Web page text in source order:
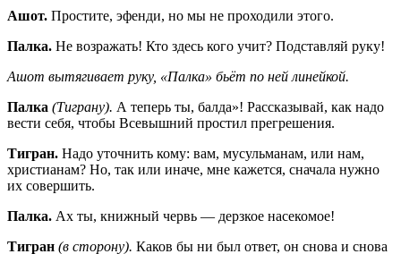
Ашот. Простите, эфенди, но мы не проходили этого.
Палка. Не возражать! Кто здесь кого учит? Подставляй руку!
Ашот вытягивает руку, «Палка» бьёт по ней линейкой.
Палка (Тиграну). А теперь ты, балда»! Рассказывай, как надо
вести себя, чтобы Всевышний простил прегрешения.
Тигран. Надо уточнить кому: вам, мусульманам, или нам,
христианам? Но, так или иначе, мне кажется, сначала нужно
их совершить.
Палка. Ах ты, книжный червь — дерзкое насекомое!
Тигран (в сторону). Каков бы ни был ответ, он снова и снова